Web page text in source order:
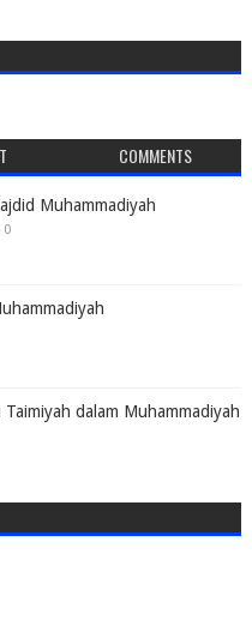
COMMENTS
Muhammadiyah
0
dalam Muhammadiyah